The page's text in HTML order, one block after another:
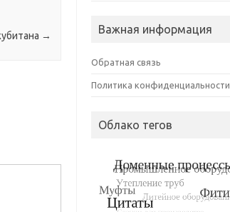
→
Важная информация
Обратная связь
Политика конфиденциальности
Облако тегов